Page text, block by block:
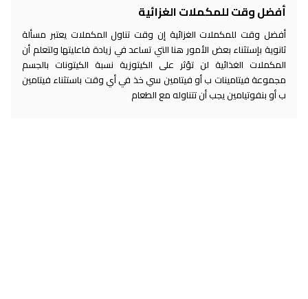
أفضل وقت للمكملات الغزائية
أفضل وقت للمكملات الغزائية إن وقت تناول المكملات يعتبر مسألة
ثانوية بإستثناء بعض الأمور هنا التي تساعد في زيادة فاعليتها ولتعلم أن
المكملات الغذائية لن تؤثر على الكيتوزية نسبة الكيتونات بالجسم
مجموعة فيتامينات ب أو فيتامين سي خذ في أي وقت باستثناء فيتامين
ب أو بنفوتيامين يجب أن تتناوله مع الطعام